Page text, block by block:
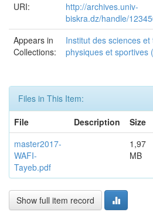
URI:
http://archives.univ-
biskra.dz/handle/
Appears in
Collections:
Institut des sciences
physiques et sportives
Files in This Item:
File
Description Size
master2017-
WAFI-
Tayeb.pdf
1,97
MB
Show full item record